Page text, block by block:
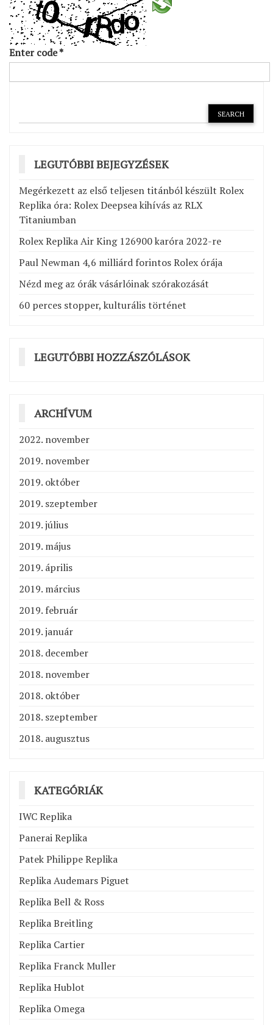
Enter code*
LEGUTÓBBI BEJEGYZÉSEK
Megérkezett az első teljesen titánból készült Rolex
Replika óra: Rolex Deepsea kihívás az RLX
Titaniumban
Rolex Replika Air King 126900 karóra 2022-re
Paul Newman 4,6 milliárd forintos Rolex órája
Nézd meg az órák vásárlóinak szórakozását
60 perces stopper, kulturális történet
LEGUTÓBBI HOZZÁSZÓLÁSOK
ARCHÍVUM
2022. november
2019. november
2019. október
2019. szeptember
2019. július
2019. május
2019. április
2019. március
2019. február
2019. január
2018. december
2018. november
2018. október
2018. szeptember
2018. augusztus
KATEGÓRIÁK
IWC Replika
Panerai Replika
Patek Philippe Replika
Replika Audemars Piguet
Replika Bell & Ross
Replika Breitling
Replika Cartier
Replika Franck Muller
Replika Hublot
Replika Omega